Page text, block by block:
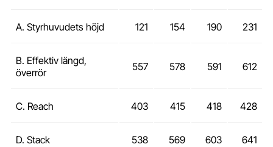
A. Styrhuvudets höjd 121 154 190 231
B. Effektiv längd,
överrör
557 578 591 612
C. Reach 403 415 418 428
D. Stack 538 569 603 641